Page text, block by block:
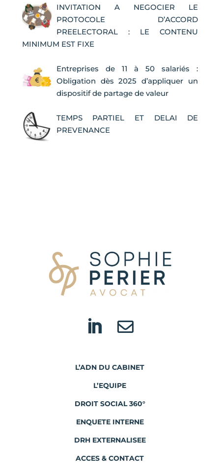
INVITATION A NEGOCIER LE
PROTOCOLE D’ACCORD
PREELECTORAL : LE CONTENU
MINIMUM EST FIXE
Entreprises de 11 à 50 salariés :
Obligation dès 2025 d’appliquer un
dispositif de partage de valeur
TEMPS PARTIEL ET DELAI DE
PREVENANCE
 
L’ADN DU CABINET
L’EQUIPE
DROIT SOCIAL 360°
ENQUETE INTERNE
DRH EXTERNALISEE
ACCES & CONTACT